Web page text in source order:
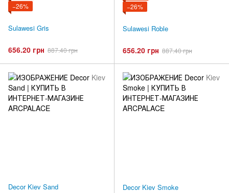
−26%
Sulawesi Gris
656.20 грн 887.40 грн
−26%
Sulawesi Roble
656.20 грн 887.40 грн
Decor Kiev Sand Decor Kiev Smoke